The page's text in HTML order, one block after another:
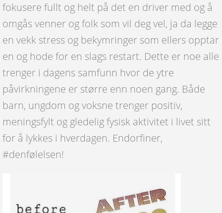
fokusere fullt og helt på det en driver med og å
omgås venner og folk som vil deg vel, ja da legge
en vekk stress og bekymringer som ellers opptar
en og hode for en slags restart. Dette er noe alle
trenger i dagens samfunn hvor de ytre
påvirkningene er større enn noen gang. Både
barn, ungdom og voksne trenger positiv,
meningsfylt og gledelig fysisk aktivitet i livet sitt
for å lykkes i hverdagen. Endorfiner,
#denfølelsen!